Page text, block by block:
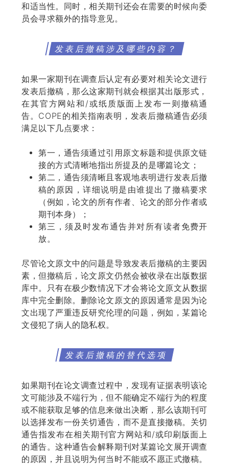
和适当性。同时，相关期刊还会在需要的时候向委
员会寻求额外的指导意见。
发表后撤稿涉及哪些内容？
如果一家期刊在调查后认定有必要对相关论文进行
发表后撤稿，那么这家期刊就会根据其出版形式，
在其官方网站和/或纸质版面上发布一则撤稿通
告。COPE的相关指南表明，发表后撤稿通告必须
满足以下几点要求：
第一，通告须通过引用原文标题和提供原文链
接的方式清晰地指出所提及的是哪篇论文；
第二，通告须清晰且客观地表明进行发表后撤
稿的原因，详细说明是由谁提出了撤稿要求
（例如，论文的所有作者、论文的部分作者或
期刊本身）；
第三，须及时发布通告并对所有读者免费开
放。
尽管论文原文中的问题是导致发表后撤稿的主要因
素，但撤稿后，论文原文仍然会被收录在出版数据
库中。只有在极少数情况下才会将论文原文从数据
库中完全删除。删除论文原文的原因通常是因为论
文出现了严重违反研究伦理的问题，例如，某篇论
文侵犯了病人的隐私权。
发表后撤稿的替代选项
如果期刊在论文调查过程中，发现有证据表明该论
文可能涉及不端行为，但不能确定不端行为的程度
或不能获取足够的信息来做出决断，那么该期刊可
以选择发布一份关切通告，而不是直接撤稿。关切
通告指发布在相关期刊官方网站和/或印刷版面上
的通告。这种通告会解释期刊对某篇论文展开调查
的原因，并且说明为何当时不能或不愿正式撤稿。